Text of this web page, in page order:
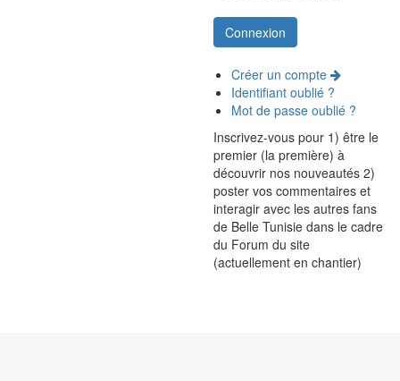
Créer un compte
Identifiant oublié ?
Mot de passe oublié ?
Inscrivez-vous pour 1) être le
premier (la première) à
découvrir nos nouveautés 2)
poster vos commentaires et
interagir avec les autres fans
de Belle Tunisie dans le cadre
du Forum du site
(actuellement en chantier)